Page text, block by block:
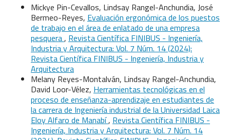
Mickye Pin-Cevallos, Lindsay Rangel-Anchundia, José
Bermeo-Reyes, Evaluación ergonómica de los puestos
de trabajo en el área de enlatado de una empresa
pesquera, Revista Científica FINIBUS - Ingeniería,
Industria y Arquitectura: Vol. 7 Núm. 14 (2024):
Revista Científica FINIBUS - Ingeniería, Industria y
Arquitectura
Melany Reyes-Montalván, Lindsay Rangel-Anchundia,
David Loor-Vélez, Herramientas tecnológicas en el
proceso de enseñanza-aprendizaje en estudiantes de
la carrera de Ingeniería industrial de la Universidad Laica
Eloy Alfaro de Manabí, Revista Científica FINIBUS -
Ingeniería, Industria y Arquitectura: Vol. 7 Núm. 14